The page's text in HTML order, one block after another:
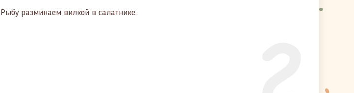
Рыбу разминаем вилкой в салатнике.